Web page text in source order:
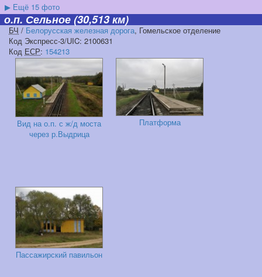
▶ Ещё 15 фото
о.п. Сельное(30,513 км)
БЧ / Белорусская железная дорога, Гомельское отделение
Код Экспресс-3/UIC: 2100631
Код ЕСР: 154213
Вид на о.п. с ж/д моста
через р.Выдрица
Платформа
Пассажирский павильон